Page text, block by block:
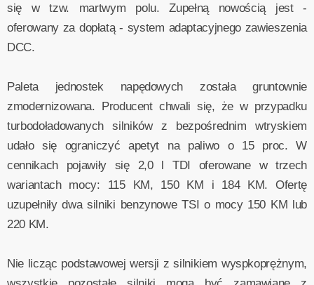
się w tzw. martwym polu. Zupełną nowością jest -
oferowany za dopłatą - system adaptacyjnego zawieszenia
DCC.
Paleta jednostek napędowych została gruntownie
zmodernizowana. Producent chwali się, że w przypadku
turbodoładowanych silników z bezpośrednim wtryskiem
udało się ograniczyć apetyt na paliwo o 15 proc. W
cennikach pojawiły się 2,0 l TDI oferowane w trzech
wariantach mocy: 115 KM, 150 KM i 184 KM. Ofertę
uzupełniły dwa silniki benzynowe TSI o mocy 150 KM lub
220 KM.
Nie licząc podstawowej wersji z silnikiem wyspkoprężnym,